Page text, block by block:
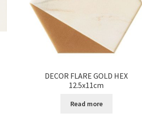
DECOR FLARE GOLD HEX
12.5x11cm
Read more